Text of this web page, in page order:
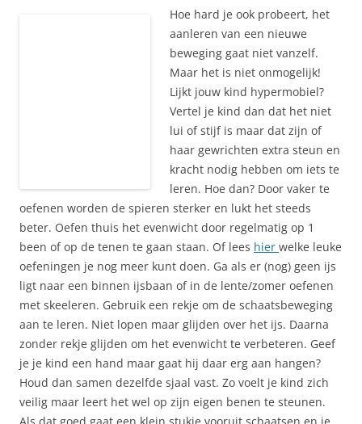
Hoe hard je ook probeert, het
aanleren van een nieuwe
beweging gaat niet vanzelf.
Maar het is niet onmogelijk!
Lijkt jouw kind hypermobiel?
Vertel je kind dan dat het niet
lui of stijf is maar dat zijn of
haar gewrichten extra steun en
kracht nodig hebben om iets te
leren. Hoe dan? Door vaker te
oefenen worden de spieren sterker en lukt het steeds
beter. Oefen thuis het evenwicht door regelmatig op 1
been of op de tenen te gaan staan. Of lees hier welke leuke
oefeningen je nog meer kunt doen. Ga als er (nog) geen ijs
ligt naar een binnen ijsbaan of in de lente/zomer oefenen
met skeeleren. Gebruik een rekje om de schaatsbeweging
aan te leren. Niet lopen maar glijden over het ijs. Daarna
zonder rekje glijden om het evenwicht te verbeteren. Geef
je je kind een hand maar gaat hij daar erg aan hangen?
Houd dan samen dezelfde sjaal vast. Zo voelt je kind zich
veilig maar leert het wel op zijn eigen benen te steunen.